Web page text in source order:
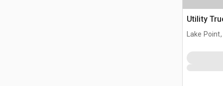
Utility
Lake